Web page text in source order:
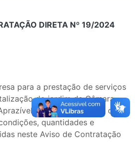
DIRETA Nº 19/2024
para a prestação de serviços
do jardim da Câmara
com fornecimento de
quantidades e
neste Aviso de Contratação